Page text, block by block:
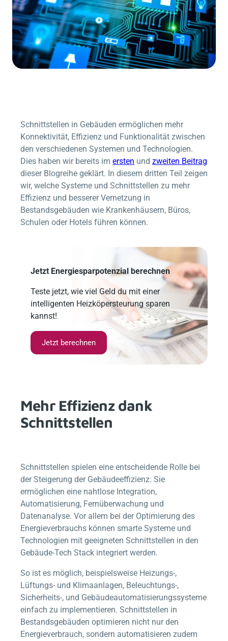
Schnittstellen in Gebäuden ermöglichen mehr
Konnektivität, Effizienz und Funktionalität zwischen
den verschiedenen Systemen und Technologien.
Dies haben wir bereits im ersten und zweiten Beitrag
dieser Blogreihe geklärt. In diesem dritten Teil zeigen
wir, welche Systeme und Schnittstellen zu mehr
Effizienz und besserer Vernetzung in
Bestandsgebäuden wie Krankenhäusern, Büros,
Schulen oder Hotels führen können.
Jetzt Energiesparpotenzial berechnen
Teste jetzt, wie viel Geld du mit einer
intelligenten Heizköpersteurung sparen
kannst!
Jetzt berechnen
Mehr Effizienz dank
Schnittstellen
Schnittstellen spielen eine entscheidende Rolle bei
der Steigerung der Gebäudeeffizienz. Sie
ermöglichen eine nahtlose Integration,
Automatisierung, Fernüberwachung und
Datenanalyse. Vor allem bei der Optimierung des
Energieverbrauchs können smarte Systeme und
Technologien mit geeigneten Schnittstellen in den
Gebäude-Tech Stack integriert werden.
So ist es möglich, beispielsweise Heizungs-,
Lüftungs- und Klimaanlagen, Beleuchtungs-,
Sicherheits-, und Gebäudeautomatisierungssysteme
einfach zu implementieren. Schnittstellen in
Bestandsgebäuden optimieren nicht nur den
Energieverbrauch, sondern automatisieren zudem